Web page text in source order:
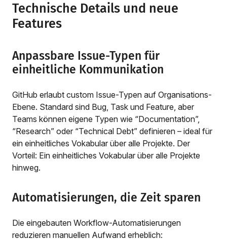
Technische Details und neue
Features
Anpassbare Issue-Typen für
einheitliche Kommunikation
GitHub erlaubt custom Issue-Typen auf Organisations-
Ebene. Standard sind Bug, Task und Feature, aber
Teams können eigene Typen wie “Documentation”,
“Research” oder “Technical Debt” definieren – ideal für
ein einheitliches Vokabular über alle Projekte. Der
Vorteil: Ein einheitliches Vokabular über alle Projekte
hinweg.
Automatisierungen, die Zeit sparen
Die eingebauten Workflow-Automatisierungen
reduzieren manuellen Aufwand erheblich: